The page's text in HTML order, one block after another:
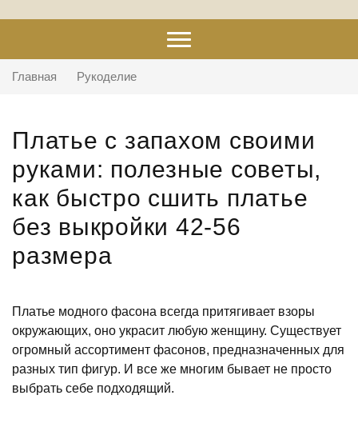
Главная Рукоделие
Платье с запахом своими
руками: полезные советы,
как быстро сшить платье
без выкройки 42-56
размера
Платье модного фасона всегда притягивает взоры
окружающих, оно украсит любую женщину. Существует
огромный ассортимент фасонов, предназначенных для
разных тип фигур. И все же многим бывает не просто
выбрать себе подходящий.